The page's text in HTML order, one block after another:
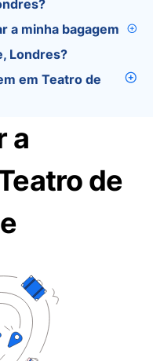
a minha bagagem
Londres?
em Teatro de
a
de